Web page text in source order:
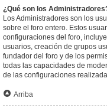
¿Qué son los
Los Administradores son los
sobre el foro entero. Estos
configuraciones del foro,
usuarios, creación de grupos
fundador del foro y de los
todas las capacidades de
de las configuraciones
Arriba